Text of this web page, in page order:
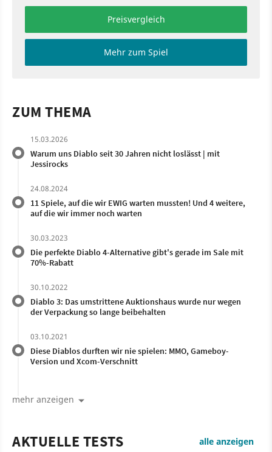
Preisvergleich
Mehr zum Spiel
ZUM THEMA
15.03.2026
Warum uns Diablo seit 30 Jahren nicht loslässt | mit
Jessirocks
24.08.2024
11 Spiele, auf die wir EWIG warten mussten! Und 4 weitere,
auf die wir immer noch warten
30.03.2023
Die perfekte Diablo 4-Alternative gibt's gerade im Sale mit
70%-Rabatt
30.10.2022
Diablo 3: Das umstrittene Auktionshaus wurde nur wegen
der Verpackung so lange beibehalten
03.10.2021
Diese Diablos durften wir nie spielen: MMO, Gameboy-
Version und Xcom-Verschnitt
mehr anzeigen
AKTUELLE TESTS alle anzeigen